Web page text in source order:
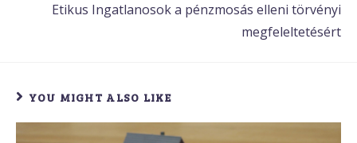
Etikus Ingatlanosok a pénzmosás elleni törvényi
megfeleltetésért
YOU MIGHT ALSO LIKE